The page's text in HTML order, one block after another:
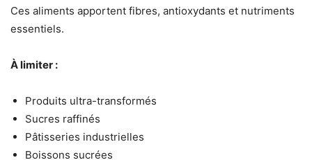
Ces aliments apportent fibres, antioxydants et nutriments
essentiels.
À limiter :
Produits ultra-transformés
Sucres raffinés
Pâtisseries industrielles
Boissons sucrées